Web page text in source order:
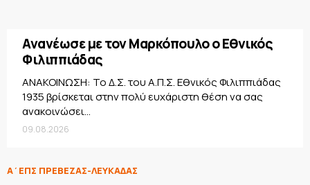
Ανανέωσε με τον Μαρκόπουλο ο Εθνικός
Φιλιππιάδας
ΑΝΑΚΟΙΝΩΣΗ: Το Δ.Σ. του Α.Π.Σ. Εθνικός Φιλιππιάδας
1935 βρίσκεται στην πολύ ευχάριστη θέση να σας
ανακοινώσει...
09.08.2026
Α΄ΕΠΣ ΠΡΕΒΕΖΑΣ-ΛΕΥΚΑΔΑΣ